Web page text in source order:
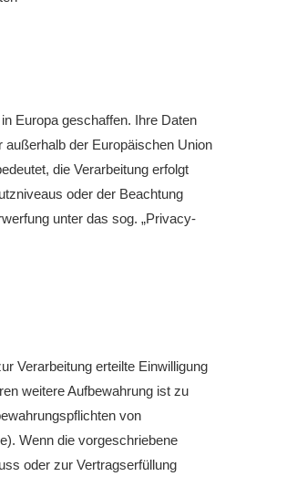
Europa geschaffen. Ihre Daten
der Europäischen Union
die Verarbeitung erfolgt
oder der Beachtung
unter das sog. „Privacy-
Verarbeitung erteilte Einwilligung
weitere Aufbewahrung ist zu
von
Wenn die vorgeschriebene
oder zur Vertragserfüllung